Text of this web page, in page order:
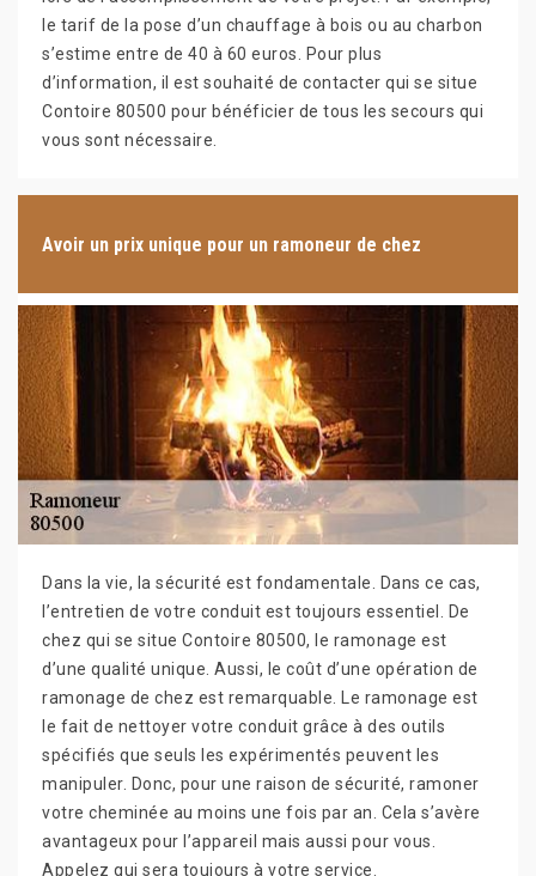
le tarif de la pose d’un chauffage à bois ou au charbon
s’estime entre de 40 à 60 euros. Pour plus
d’information, il est souhaité de contacter qui se situe
Contoire 80500 pour bénéficier de tous les secours qui
vous sont nécessaire.
Avoir un prix unique pour un ramoneur de chez
Dans la vie, la sécurité est fondamentale. Dans ce cas,
l’entretien de votre conduit est toujours essentiel. De
chez qui se situe Contoire 80500, le ramonage est
d’une qualité unique. Aussi, le coût d’une opération de
ramonage de chez est remarquable. Le ramonage est
le fait de nettoyer votre conduit grâce à des outils
spécifiés que seuls les expérimentés peuvent les
manipuler. Donc, pour une raison de sécurité, ramoner
votre cheminée au moins une fois par an. Cela s’avère
avantageux pour l’appareil mais aussi pour vous.
Appelez qui sera toujours à votre service.